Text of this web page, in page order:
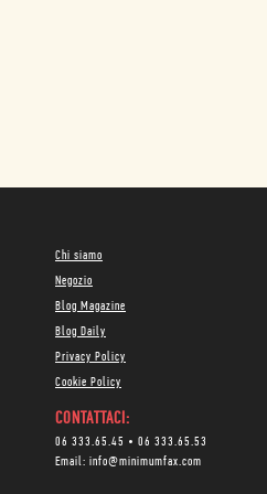
Chi siamo
Negozio
Blog Magazine
Blog Daily
Privacy Policy
Cookie Policy
CONTATTACI:
06 333.65.45 • 06 333.65.53
Email: info@minimumfax.com